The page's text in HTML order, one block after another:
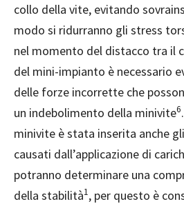
collo della vite, evitando
modo si ridurranno gli stress
nel momento del distacco tra il
del mini-impianto è necessario
delle forze incorrette che
un indebolimento della minivite6
minivite è stata inserita anche
causati dall’applicazione di
potranno determinare una
della stabilità1, per questo è